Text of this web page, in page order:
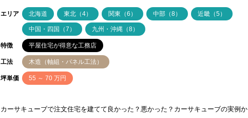
エリア 北海道 東北（4） 関東（6） 中部（8） 近畿（5）
中国・四国（7） 九州・沖縄（8）
特徴 平屋住宅が得意な工務店
工法 木造（軸組・パネル工法）
坪単価 55 ～ 70 万円
カーサキューブで注文住宅を建てて良かった？悪かった？カーサキューブの実例か